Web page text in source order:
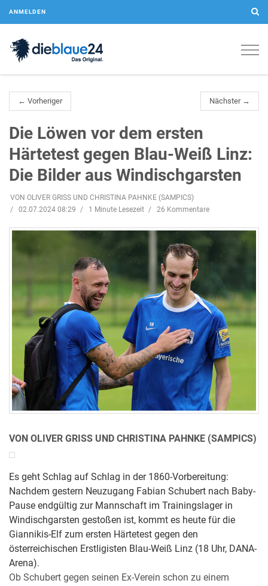
ANMELDEN
← Vorheriger Nächster →
Die Löwen vor dem ersten
Härtetest gegen Blau-Weiß Linz:
Die Bilder aus Windischgarsten
VON OLIVER GRISS UND CHRISTINA PAHNKE (SAMPICS)
02.07.2024 08:29
1 Minute Lesezeit 26 Kommentare
VON OLIVER GRISS UND CHRISTINA PAHNKE (SAMPICS)
Es geht Schlag auf Schlag in der 1860-Vorbereitung:
Nachdem gestern Neuzugang Fabian Schubert nach Baby-
Pause endgültig zur Mannschaft im Trainingslager in
Windischgarsten gestoßen ist, kommt es heute für die
Giannikis-Elf zum ersten Härtetest gegen den
österreichischen Erstligisten Blau-Weiß Linz (18 Uhr, DANA-
Arena).
Ob Schubert gegen seinen Ex-Verein schon zu einem